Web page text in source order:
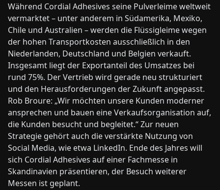
Während Cordial Adhesives seine Pulverleime weltweit
vermarktet – unter anderem in Südamerika, Mexiko,
Chile und Australien – werden die Flüssigleime wegen
der hohen Transportkosten ausschließlich in den
Niederlanden, Deutschland und Belgien verkauft.
Insgesamt liegt der Exportanteil des Umsatzes bei
rund 75%. Der Vertrieb wird gerade neu strukturiert
und den Herausforderungen der Zukunft angepasst.
Rob Broure: „Wir möchten unsere Kunden moderner
ansprechen und bauen eine Verkaufsorganisation auf,
die Kunden besucht und begleitet.“ Zur neuen
Strategie gehört auch die verstärkte Nutzung von
Social Media, wie etwa LinkedIn. Ende des Jahres will
sich Cordial Adhesives auf einer Fachmesse in
Skandinavien präsentieren, der Besuch weiterer
Messen ist geplant.